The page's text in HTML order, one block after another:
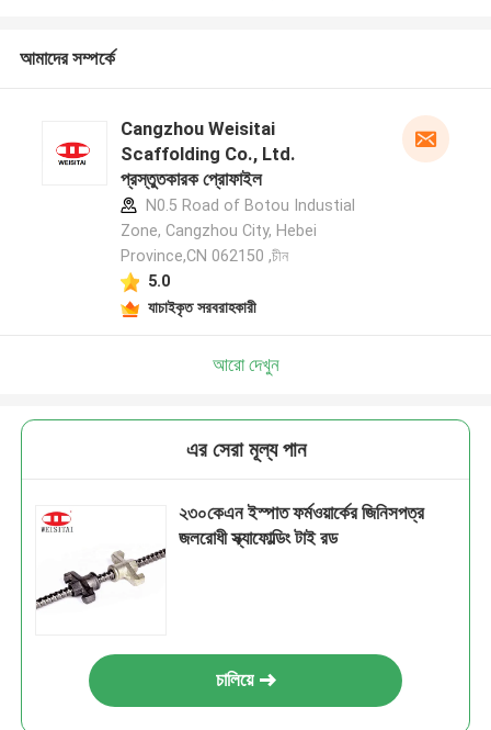
আমাদের সম্পর্কে
Cangzhou Weisitai
Scaffolding Co., Ltd.
প্রস্তুতকারক প্রোফাইল
N0.5 Road of Botou Industial
Zone, Cangzhou City, Hebei
Province,CN 062150 ,চীন
5.0
যাচাইকৃত সরবরাহকারী
আরো দেখুন
এর সেরা মূল্য পান
২৩০কেএন ইস্পাত ফর্মওয়ার্কের জিনিসপত্র
জলরোধী স্ক্যাফোল্ডিং টাই রড
চালিয়ে